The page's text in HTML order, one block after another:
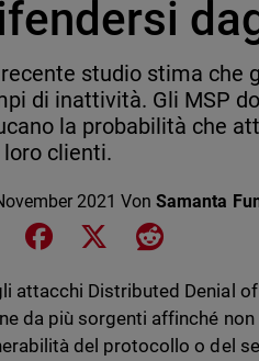
studio stima che
di inattività. Gli MSP
la probabilità che
loro clienti.
2021 VonSamanta
Share on LinkedIn
Share on Facebook
Share on XShare on
attacchi Distributed Denial
da più sorgenti affinché
del protocollo o del